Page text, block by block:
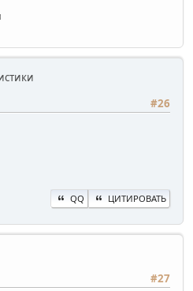
#26
QQ ЦИТИРОВАТЬ
#27